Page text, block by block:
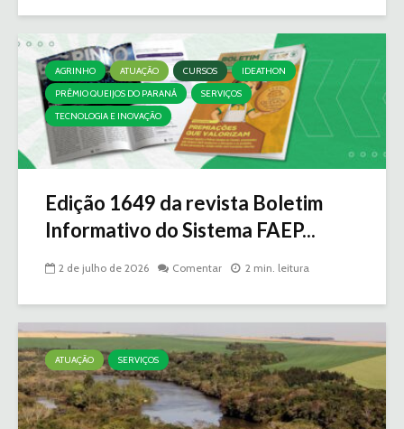
AGRINHO ATUAÇÃO CURSOS
IDEATHON
PRÊMIO QUEIJOS DO PARANÁ
SERVIÇOS
TECNOLOGIA E INOVAÇÃO
Edição 1649 da revista Boletim
Informativo do Sistema FAEP...
2 de julho de 2026 Comentar 2 min. leitura
ATUAÇÃO SERVIÇOS